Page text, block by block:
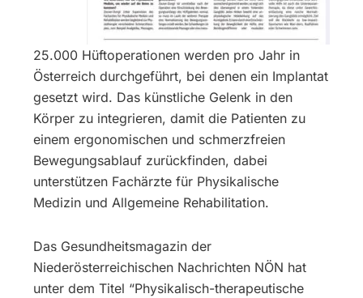
25.000 Hüftoperationen werden pro Jahr in
Österreich durchgeführt, bei denen ein Implantat
gesetzt wird. Das künstliche Gelenk in den
Körper zu integrieren, damit die Patienten zu
einem ergonomischen und schmerzfreien
Bewegungsablauf zurückfinden, dabei
unterstützen Fachärzte für Physikalische
Medizin und Allgemeine Rehabilitation.
Das Gesundheitsmagazin der
Niederösterreichischen Nachrichten NÖN hat
unter dem Titel “Physikalisch-therapeutische